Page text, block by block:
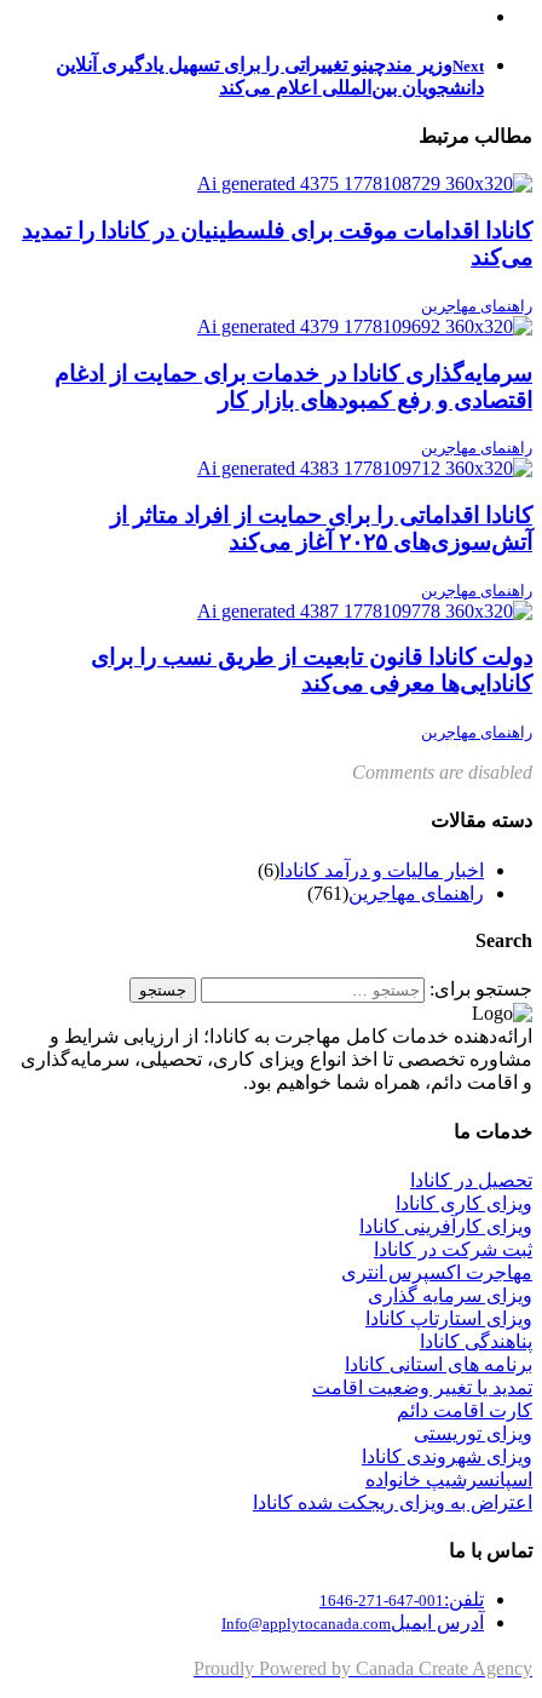
Nextوزیر مندچینو تغییراتی را برای تسهیل یادگیری آنلاین
دانشجویان بین‌المللی اعلام می‌کند
مطالب مرتبط
کانادا اقدامات موقت برای فلسطینیان در کانادا را تمدید
می‌کند
راهنمای مهاجرین
سرمایه‌گذاری کانادا در خدمات برای حمایت از ادغام
اقتصادی و رفع کمبودهای بازار کار
راهنمای مهاجرین
کانادا اقداماتی را برای حمایت از افراد متاثر از
آتش‌سوزی‌های ۲۰۲۵ آغاز می‌کند
راهنمای مهاجرین
دولت کانادا قانون تابعیت از طریق نسب را برای
کانادایی‌ها معرفی می‌کند
راهنمای مهاجرین
Comments are disabled
دسته مقالات
اخبار مالیات و درآمد کانادا (6)
راهنمای مهاجرین(761)
Search
جستجو برای:
ارائه‌دهنده خدمات کامل مهاجرت به کانادا؛ از ارزیابی شرایط و
مشاوره تخصصی تا اخذ انواع ویزای کاری، تحصیلی، سرمایه‌گذاری
و اقامت دائم، همراه شما خواهیم بود.
خدمات ما
تحصیل در کانادا
ویزای کاری کانادا
ویزای کارآفرینی کانادا
ثبت شرکت در کانادا
مهاجرت اکسپرس انتری
ویزای سرمایه گذاری
ویزای استارتاپ کانادا
پناهندگی کانادا
برنامه های استانی کانادا
تمدید یا تغییر وضعیت اقامت
کارت اقامت دائم
ویزای توریستی
ویزای شهروندی کانادا
اسپانسرشیپ خانواده
اعتراض به ویزای ریجکت شده کانادا
تماس با ما
تلفن:001-647-271-1646
آدرس ایمیلInfo@applytocanada.com
Proudly Powered by Canada Create Agency